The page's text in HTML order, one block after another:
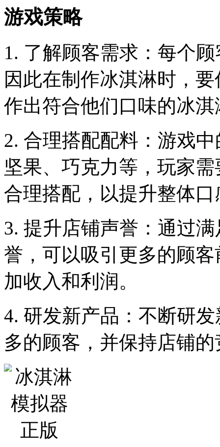
游戏策略
1. 了解顾客需求：每个
因此在制作冰淇淋时，
作出符合他们口味的冰淇
2. 合理搭配配料：游戏
坚果、巧克力等，玩家
合理搭配，以提升整体口
3. 提升店铺声誉：通过
誉，可以吸引更多的顾
加收入和利润。
4. 研发新产品：不断研
多的顾客，并保持店铺